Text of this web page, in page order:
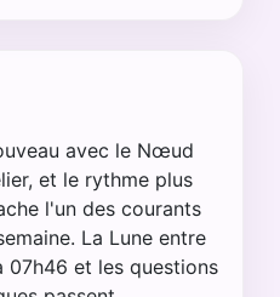
avec le Nœud
et le rythme plus
l'un des courants
La Lune entre
07h46 et les questions